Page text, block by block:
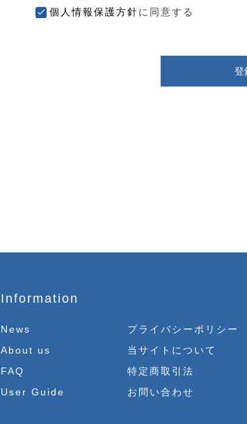
個人情報保護方針に同意する
登
Information
News
About us
FAQ
User Guide
プライバシーポリシー
当サイトについて
特定商取引法
お問い合わせ